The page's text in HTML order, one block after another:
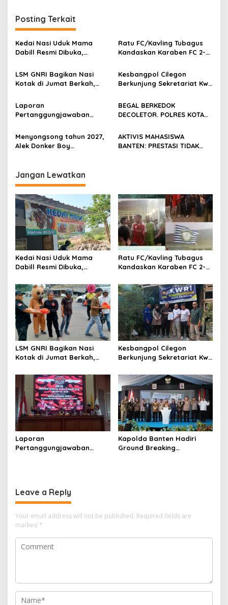
Posting Terkait
Kedai Nasi Uduk Mama
Dabill Resmi Dibuka,
dengan Harga Ekonomis
Ratu FC/Kavling Tubagus
Kandaskan Karaben FC 2-0:
Kebersamaan Warga
Sindang Heula
LSM GNRI Bagikan Nasi
Kotak di Jumat Berkah,
Kesbangpol Cilegon
Berkunjung Sekretariat Kwri
Kemitraan yang kokoh
Laporan
Pertanggungjawaban
Panitia Milad KKPMP ke-15
Resmi Ditutup
BEGAL BERKEDOK
DECOLETOR. POLRES KOTA
TEGAS
Menyongsong tahun 2027,
Alek Donker Boy
seluruh jajaran untuk terus
meningkatkan
menjalankan tugas
jurnalistik
AKTIVIS MAHASISWA
BANTEN: PRESTASI TIDAK
Jangan Lewatkan
Kedai Nasi Uduk Mama
Dabill Resmi Dibuka,
dengan Harga Ekonomis
Ratu FC/Kavling Tubagus
Kandaskan Karaben FC 2-0:
Kebersamaan Warga
Sindang Heula
LSM GNRI Bagikan Nasi
Kotak di Jumat Berkah,
Kesbangpol Cilegon
Berkunjung Sekretariat Kwri
Kemitraan yang kokoh
Laporan
Pertanggungjawaban
Kapolda Banten Hadiri
Ground Breaking
Leave a Reply
Your email address will not be published. Required fields are
marked *